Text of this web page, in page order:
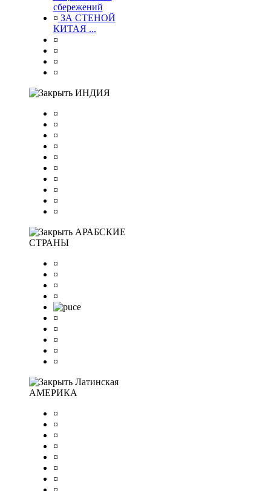
сбережений
¤ ЗА СТЕНОЙ
КИТАЯ ...
¤
¤
¤
¤
ИНДИЯ
¤
¤
¤
¤
¤
¤
¤
¤
¤
¤
АРАБСКИЕ
СТРАНЫ
¤
¤
¤
¤
¤
¤
¤
¤
¤
Латинская
АМЕРИКА
¤
¤
¤
¤
¤
¤
¤